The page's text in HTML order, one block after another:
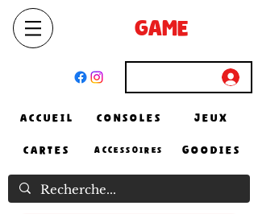
GAME
ACCUEIL CONSOLES JEUX
CARTES ACCESSOIRES GOODIES